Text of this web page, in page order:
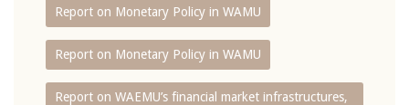
Report on Monetary Policy in WAMU
Report on Monetary Policy in WAMU
Report on WAEMU’s financial market infrastructures,